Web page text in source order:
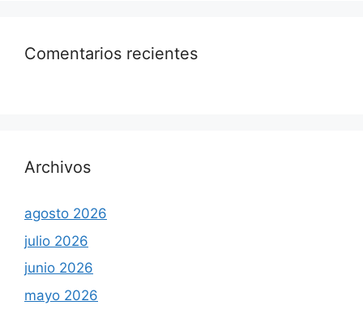
Comentarios recientes
Archivos
agosto 2026
julio 2026
junio 2026
mayo 2026